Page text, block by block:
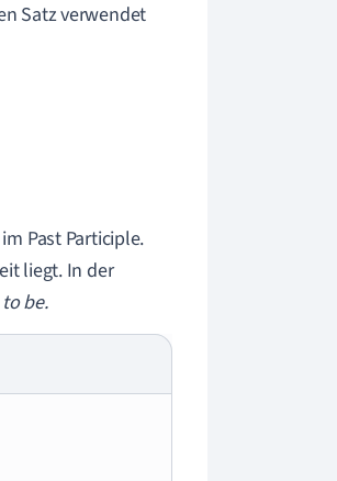
Satz verwendet
Past Participle.
liegt. In der
to be.